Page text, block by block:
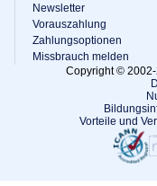
Newsletter
Vorauszahlung
Zahlungsoptionen
Missbrauch melden
Copyright ©
Vorteile und